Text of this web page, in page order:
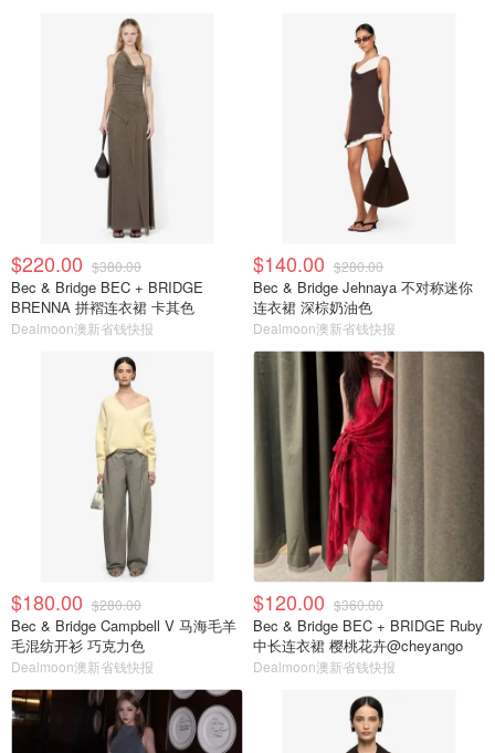
$220.00 $380.00
Bec & Bridge BEC + BRIDGE
BRENNA 拼褶连衣裙 卡其色
Dealmoon澳新省钱快报
$140.00 $280.00
Bec & Bridge Jehnaya 不对称迷你
连衣裙 深棕奶油色
Dealmoon澳新省钱快报
$180.00 $280.00
Bec & Bridge Campbell V 马海毛羊
毛混纺开衫 巧克力色
Dealmoon澳新省钱快报
$120.00 $360.00
Bec & Bridge BEC + BRIDGE Ruby
中长连衣裙 樱桃花卉@cheyango
Dealmoon澳新省钱快报